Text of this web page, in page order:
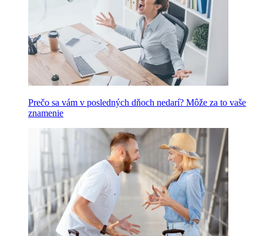
Prečo sa vám v posledných dňoch nedarí? Môže za to vaše
znamenie